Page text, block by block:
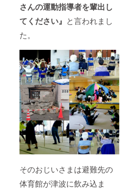
さんの運動指導者を輩出し
てください』 と言われまし
た。
そのおじいさまは避難先の
体育館が津波に飲み込ま